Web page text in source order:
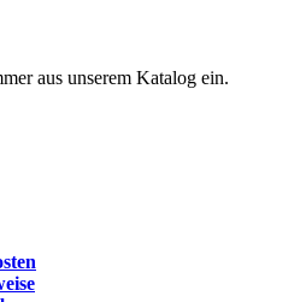
aus unserem Katalog ein.